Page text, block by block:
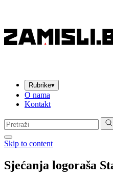
Rubrike▾
O nama
Kontakt
Pretraga:
Skip to content
Sjećanja logoraša